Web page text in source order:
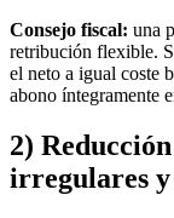
Consejo fiscal: una
retribución flexible.
el neto a igual coste
abono íntegramente
2)
irregulares